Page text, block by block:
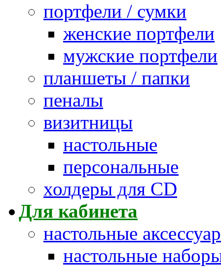
портфели / сумки
женские портфели
мужские портфели
планшеты / папки
пеналы
визитницы
настольные
персональные
холдеры для CD
Для кабинета
настольные
настольные